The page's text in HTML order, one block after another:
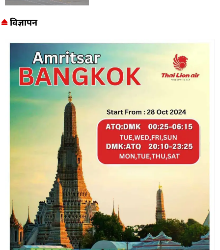
विज्ञापन